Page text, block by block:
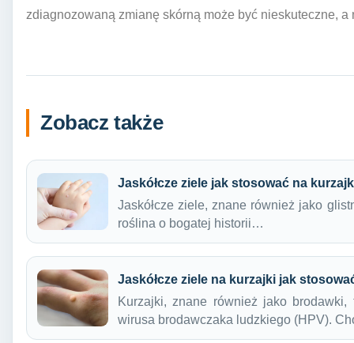
zdiagnozowaną zmianę skórną może być nieskuteczne, a
Zobacz także
Jaskółcze ziele jak stosować na
Jaskółcze ziele, znane również jako
roślina o bogatej historii…
Jaskółcze ziele na kurzajki jak
Kurzajki, znane również jako
wirusa brodawczaka ludzkiego (HPV).